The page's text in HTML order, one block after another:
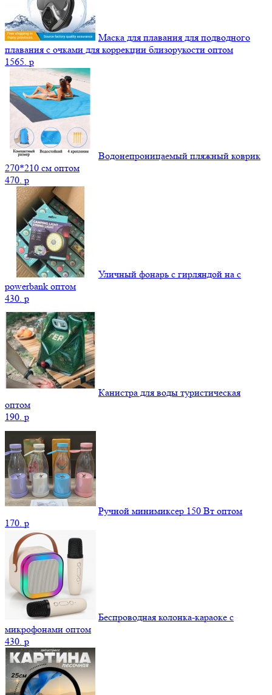
Маска для плавания для подводного
плавания с очками для коррекции близорукости оптом
1565. p
Водонепроницаемый пляжный коврик
270*210 см оптом
470. p
Уличный фонарь с гирляндой на с
powerbank оптом
430. p
Канистра для воды туристическая
оптом
190. p
Ручной минимиксер 150 Вт оптом
170. p
Беспроводная колонка-караоке с
микрофонами оптом
430. p